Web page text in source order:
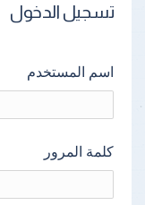
تسجيل الدخول
اسم المستخدم
كلمة المرور